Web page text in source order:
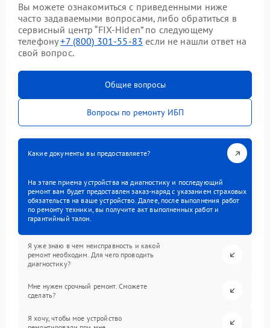
Вы можете ознакомиться с приведенными ниже
часто задаваемыми вопросами, либо обратиться в
сервисный центр “FIX-Hiden” по следующему
телефону+7 (800) 301-55-83 если не нашли ответ на
свой вопрос.
Общие вопросы
Вопросы по ремонту ИБП
Какие документы вы предоставляете?
На этапе приема устройства на диагностику и последующий
ремонт вам будет предоставлен заказ-наряд с указанием страховых
обязательств на ваше устройство. Далее, после выполнения работ
по ремонту техники, вы получите акт выполненных работ и
гарантийный талон.
Я уже знаю в чем неисправность и какой
ремонт необходим. Для чего проводить
диагностику?
Мне нужен срочный ремонт. Сможете
сделать?
Я хочу, чтобы мое устройство